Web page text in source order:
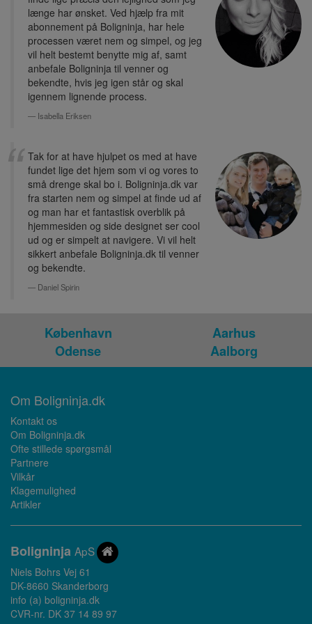
længe har ønsket. Ved hjælp fra mit
abonnement på Boligninja, har hele
processen været nem og simpel, og jeg
vil helt bestemt benytte mig af, samt
anbefale Boligninja til venner og
bekendte, hvis jeg igen står og skal
igennem lignende process.
Isabella Eriksen
Tak for at have hjulpet os med at have
fundet lige det hjem som vi og vores to
små drenge skal bo i. Boligninja.dk var
fra starten nem og simpel at finde ud af
og man har et fantastisk overblik på
hjemmesiden og side designet ser cool
ud og er simpelt at navigere. Vi vil helt
sikkert anbefale Boligninja.dk til venner
og bekendte.
Daniel Spirin
København
Aarhus
Odense
Aalborg
Om Boligninja.dk
Kontakt os
Om Boligninja.dk
Ofte stillede spørgsmål
Partnere
Vilkår
Klagemulighed
Artikler
Boligninja ApS
Niels Bohrs Vej 61
DK-8660 Skanderborg
info (a) boligninja.dk
CVR-nr. DK 37 14 89 97